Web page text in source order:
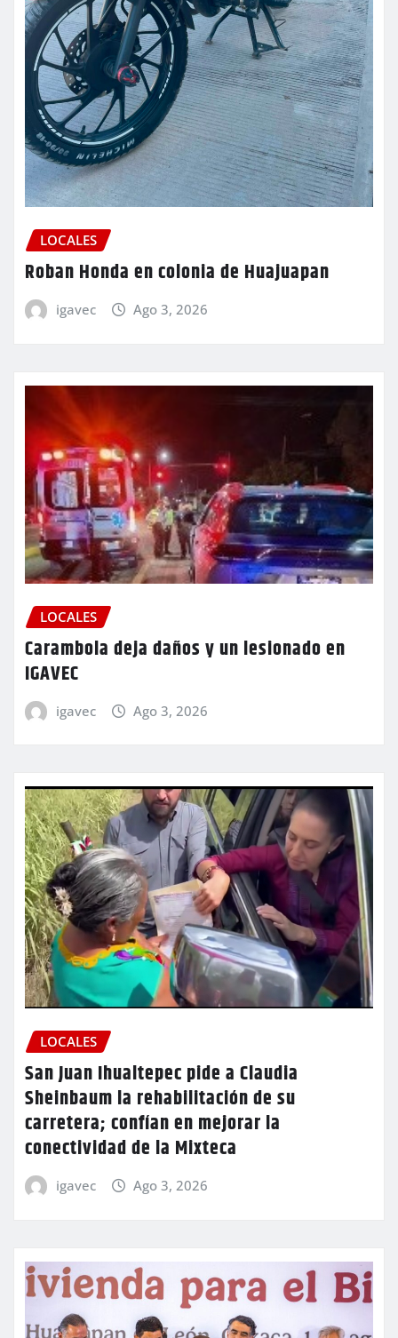
LOCALES
Roban Honda en colonia de Huajuapan
igavec Ago 3, 2026
LOCALES
Carambola deja daños y un lesionado en
IGAVEC
igavec Ago 3, 2026
LOCALES
San Juan Ihualtepec pide a Claudia
Sheinbaum la rehabilitación de su
carretera; confían en mejorar la
conectividad de la Mixteca
igavec Ago 3, 2026